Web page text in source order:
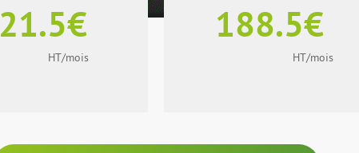
21.5€
HT/mois
188.5€
HT/mois